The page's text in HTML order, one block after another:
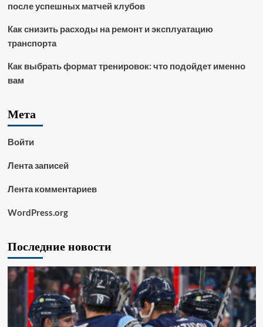
после успешных матчей клубов
Как снизить расходы на ремонт и эксплуатацию
транспорта
Как выбрать формат тренировок: что подойдет именно
вам
Мета
Войти
Лента записей
Лента комментариев
WordPress.org
Последние новости